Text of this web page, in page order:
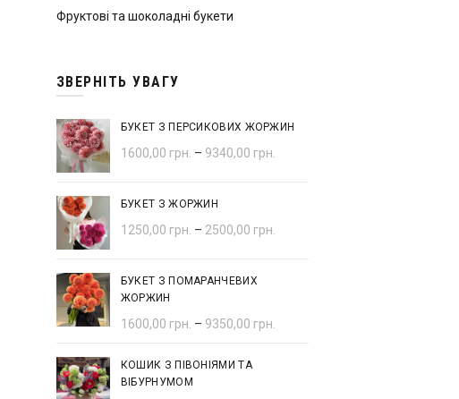
Фруктові та шоколадні букети
ЗВЕРНІТЬ УВАГУ
БУКЕТ З ПЕРСИКОВИХ ЖОРЖИН
1600,00 грн. – 9340,00 грн.
БУКЕТ З ЖОРЖИН
1250,00 грн. – 2500,00 грн.
БУКЕТ З ПОМАРАНЧЕВИХ
ЖОРЖИН
1600,00 грн. – 9350,00 грн.
КОШИК З ПІВОНІЯМИ ТА
ВІБУРНУМОМ